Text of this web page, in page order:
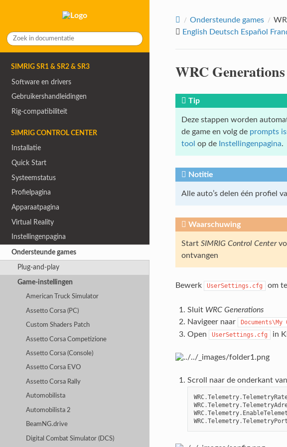
SIMRIG SR1 & SR2 & SR3
Software en drivers
Gebruikershandleidingen
Rig-compatibiliteit
SIMRIG CONTROL CENTER
Installatie
Quick Start
Systeemstatus
Profielpagina
Apparaatpagina
Virtual Reality
Instellingenpagina
Ondersteunde games
Plug-and-play
Game-instellingen
American Truck Simulator
Assetto Corsa (PC)
Custom Shaders Patch
Assetto Corsa Competizione
Assetto Corsa (Console)
Assetto Corsa EVO
Assetto Corsa Rally
Automobilista
Automobilista 2
BeamNG.drive
Digital Combat Simulator (DCS)
Ondersteunde games
English Deutsch Español
WRC Generations
Tip
Deze stappen worden
de game en volg de prompts
tool op de Instellingenpagina.
Notitie
Alle auto’s delen één profiel
Waarschuwing
Start SIMRIG Control Center
ontvangen
Bewerk UserSettings.cfg om
Sluit WRC Generations
Navigeer naar
Documents\My
Open UserSettings.cfg in
Scroll naar de onderkant
WRC.Telemetry.
WRC.Telemetry.
WRC.Telemetry.
WRC.Telemetry.TelemetryPort